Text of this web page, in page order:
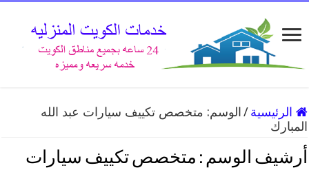
الرئيسية / الوسم: متخصص تكييف سيارات عبد الله
المبارك
أرشيف الوسم : متخصص تكييف سيارات